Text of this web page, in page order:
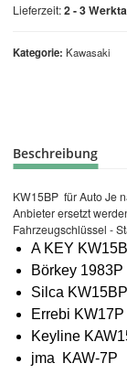
Kategorie Kawasaki
Lieferzeit:2 - 3
Beschreibung
KW15BP für Auto Je
Anbieter ersetzt
Fahrzeugschlüssel -
A KEY
Börkey 1983P
Silca KW15BP
Errebi KW17P
Keyline
jma KAW-7P